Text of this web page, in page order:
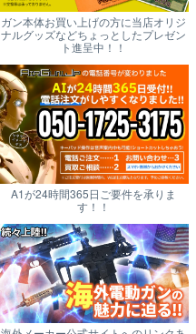
ガン本体お買い上げの方に当店オリジ
ナルグッズなどちょっとしたプレゼン
ト進呈中！！
A1が24時間365日ご要件を承りま
す！！